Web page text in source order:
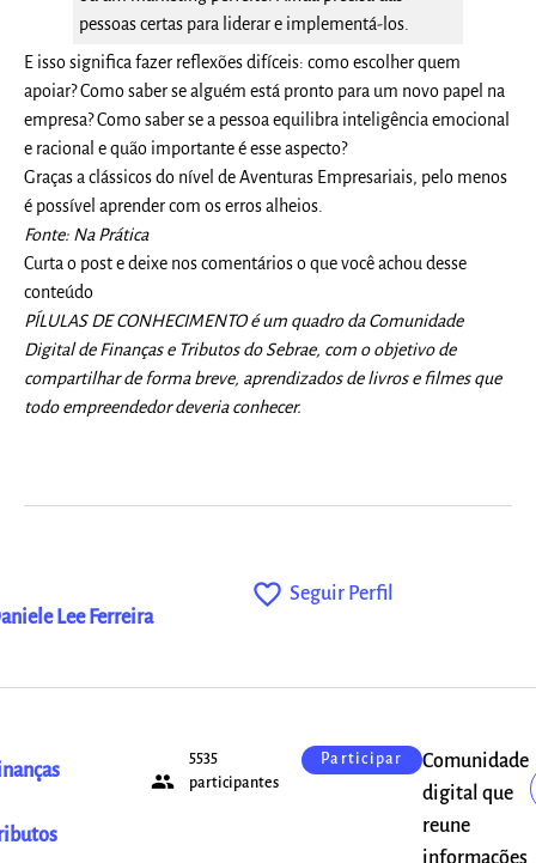
pessoas certas para liderar e implementá-los.
E isso significa fazer reflexões difíceis: como escolher quem
apoiar? Como saber se alguém está pronto para um novo papel na
empresa? Como saber se a pessoa equilibra inteligência emocional
e racional e quão importante é esse aspecto?
Graças a clássicos do nível de Aventuras Empresariais, pelo menos
é possível aprender com os erros alheios.
Fonte: Na Prática
Curta o post e deixe nos comentários o que você achou desse
conteúdo
PÍLULAS DE CONHECIMENTO é um quadro da Comunidade
Digital de Finanças e Tributos do Sebrae, com o objetivo de
compartilhar de forma breve, aprendizados de livros e filmes que
todo empreendedor deveria conhecer.
Lee Ferreira
favorite_outline Seguir Perfil
people
5535
participantes
Participar
Comunidade
digital que
reune
informações